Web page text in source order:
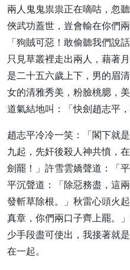
兩人鬼鬼祟祟正在嘀咕，忽
俠武功蓋世，豈會輸在你們
「狗賊可惡！敢偷聽我們說
只見草叢裡走出兩人，藉著
是二十五六歲上下，男的眉
女的清雅秀美，粉臉桃腮，
道氣結地叫：「快劍趙志平
趙志平冷冷一笑：「閣下就
九起，先奸後殺人神共憤，
劍罷！」許雪雲嬌聲道：「
平沉聲道：「除惡務盡，這
發斬草除根。」秋雷心頭火
真章，你們兩口子齊上罷。
少手段盡可使出，我接著就
在一起。